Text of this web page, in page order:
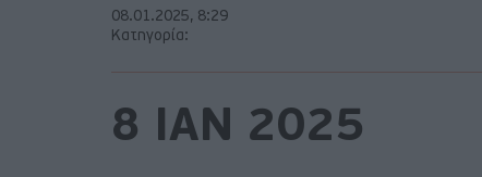
08.01.2025, 8:29
Κατηγορία:
8 ΙΑΝ 2025